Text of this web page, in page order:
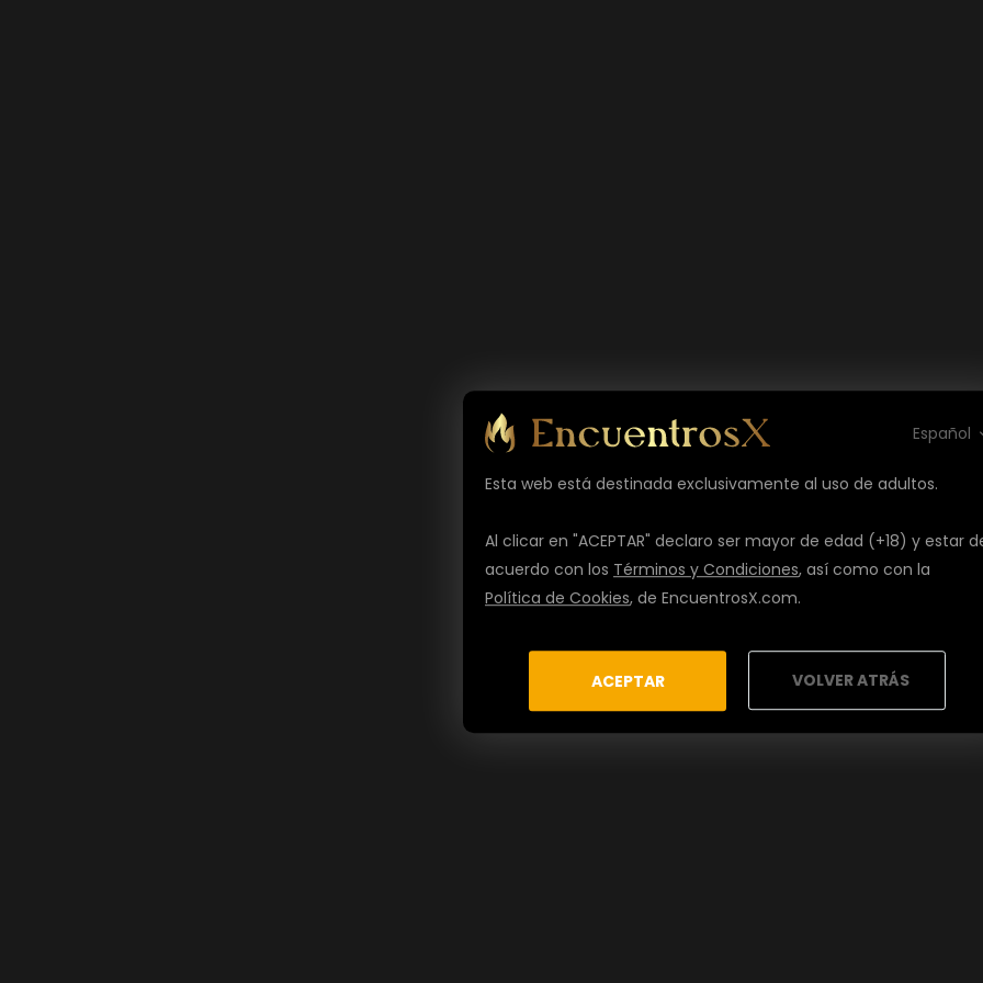
Español
Esta web está destinada exclusivamente al uso de adultos.
Al clicar en "ACEPTAR" declaro ser mayor de edad (+18) y estar
acuerdo con los Términos y Condiciones, así como con la
Política de Cookies, de EncuentrosX.com.
ACEPTAR VOLVER ATRÁS